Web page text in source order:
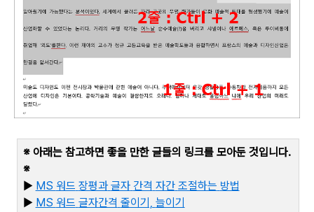
※ 아래는 참고하면 좋을 만한 글들의 링크를 모아둔 것입니다.
※
▶ MS 워드 장평과 글자 간격 자간 조절하는 방법
▶ MS 워드 글자간격 줄이기, 늘이기